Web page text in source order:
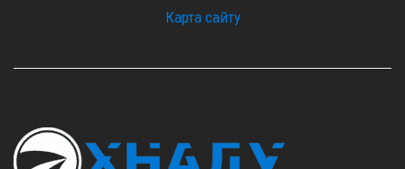
Карта сайту